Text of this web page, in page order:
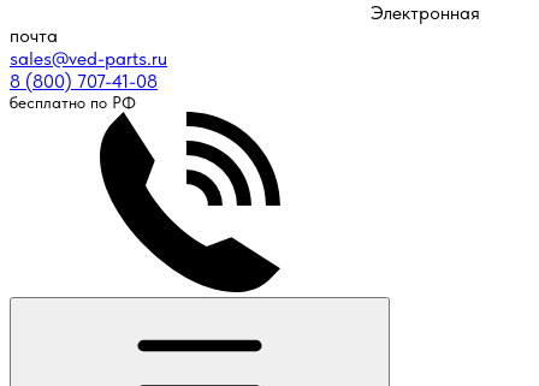
Электронная
почта
sales@ved-parts.ru
8 (800) 707-41-08
бесплатно по РФ